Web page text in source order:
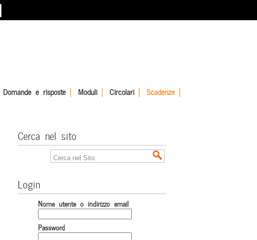
Domande e risposte Moduli Circolari Scadenze
Cerca nel sito
Login
Nome utente o indirizzo email
Password